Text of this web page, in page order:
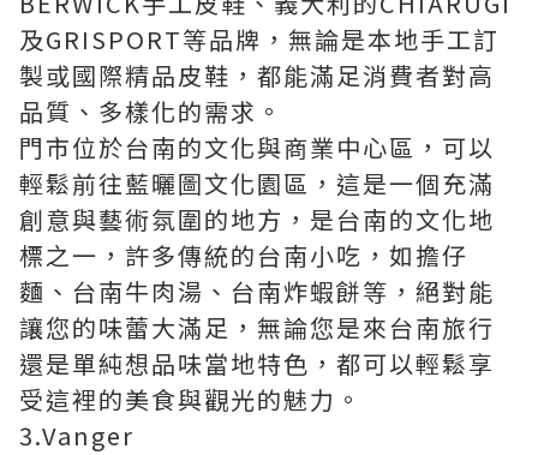
及GRISPORT等品牌，無論是本地手工訂
製或國際精品皮鞋，都能滿足消費者對高
品質、多樣化的需求。
門市位於台南的文化與商業中心區，可以
輕鬆前往藍曬圖文化園區，這是一個充滿
創意與藝術氛圍的地方，是台南的文化地
標之一，許多傳統的台南小吃，如擔仔
麵、台南牛肉湯、台南炸蝦餅等，絕對能
讓您的味蕾大滿足，無論您是來台南旅行
還是單純想品味當地特色，都可以輕鬆享
受這裡的美食與觀光的魅力。
3.Vanger